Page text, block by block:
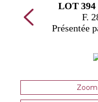
LOT
F.
Présentée